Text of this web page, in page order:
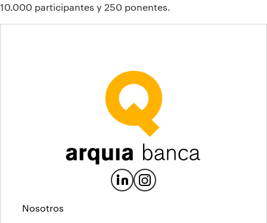
10.000 participantes y 250 ponentes.
Nosotros